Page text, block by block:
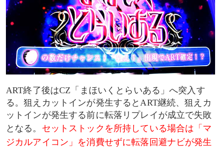
ART終了後はCZ「まほいくとらいある」へ突入す
る。狙えカットインが発生するとART継続、狙えカ
ットインが発生する前に転落リプレイが成立で失敗
となる。 セットストックを所持している場合は「マ
ジカルアイコン」を消費せずに転落回避ナビが発生